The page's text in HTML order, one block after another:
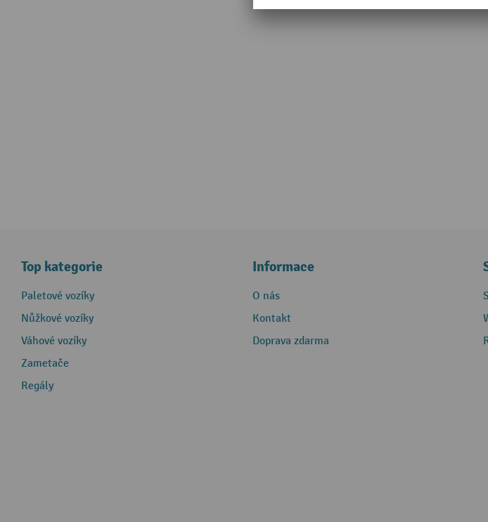
Top kategorie
Paletové vozíky
Nůžkové vozíky
Váhové vozíky
Zametače
Regály
Informace
O nás
Kontakt
Doprava zdarma